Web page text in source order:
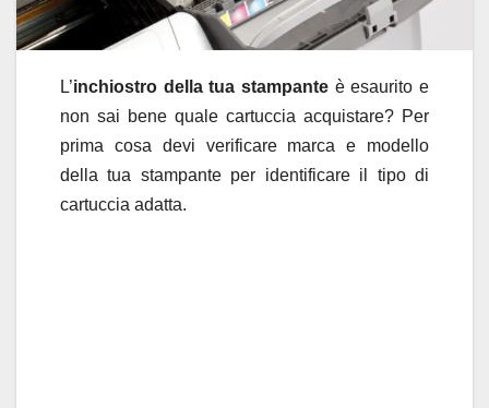
L’inchiostro della tua stampante è esaurito e
non sai bene quale cartuccia acquistare? Per
prima cosa devi verificare marca e modello
della tua stampante per identificare il tipo di
cartuccia adatta.